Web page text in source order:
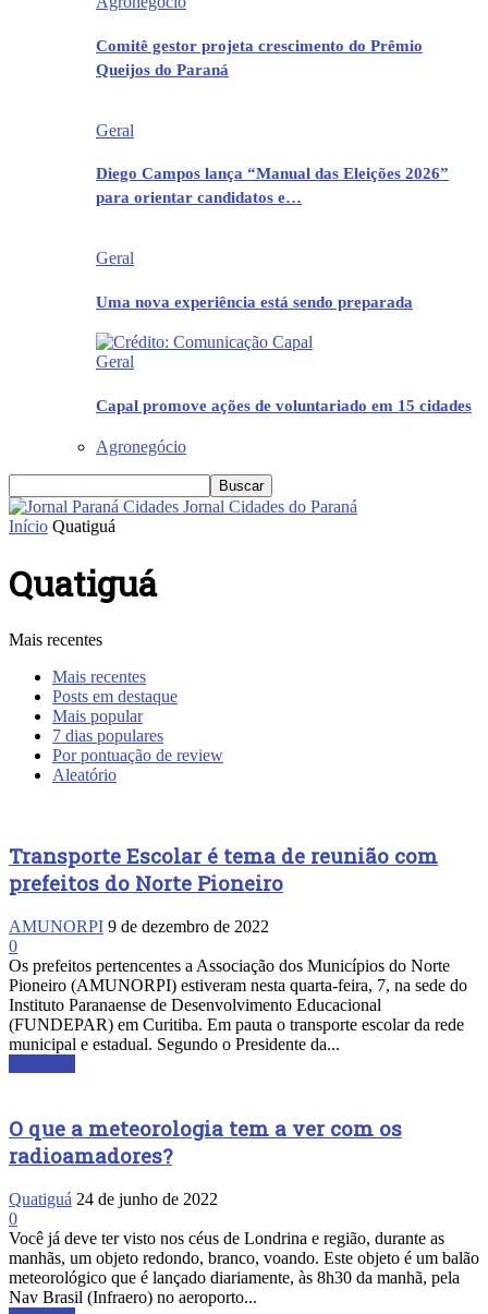
Comitê gestor projeta crescimento do Prêmio
Queijos do Paraná
Geral
Diego Campos lança “Manual das Eleições 2026”
para orientar candidatos e…
Geral
Uma nova experiência está sendo preparada
Geral
Capal promove ações de voluntariado em 15 cidades
Agronegócio
Jornal Cidades do Paraná
Início Quatiguá
Quatiguá
Mais recentes
Mais recentes
Posts em destaque
Mais popular
7 dias populares
Por pontuação de review
Aleatório
Transporte Escolar é tema de reunião com
prefeitos do Norte Pioneiro
AMUNORPI 9 de dezembro de 2022
0
Os prefeitos pertencentes a Associação dos Municípios do Norte
Pioneiro (AMUNORPI) estiveram nesta quarta-feira, 7, na sede do
Instituto Paranaense de Desenvolvimento Educacional
(FUNDEPAR) em Curitiba. Em pauta o transporte escolar da rede
municipal e estadual. Segundo o Presidente da...
O que a meteorologia tem a ver com os
radioamadores?
Quatiguá 24 de junho de 2022
0
Você já deve ter visto nos céus de Londrina e região, durante as
manhãs, um objeto redondo, branco, voando. Este objeto é um balão
meteorológico que é lançado diariamente, às 8h30 da manhã, pela
Nav Brasil (Infraero) no aeroporto...